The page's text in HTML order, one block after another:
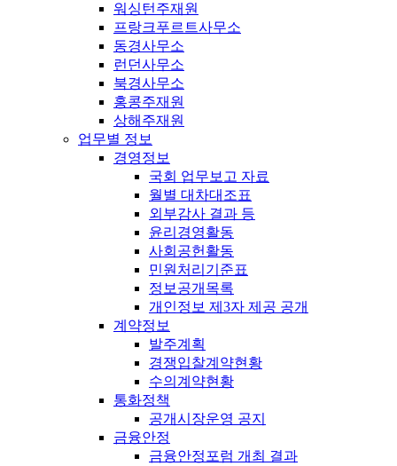
워싱턴주재원
프랑크푸르트사무소
동경사무소
런던사무소
북경사무소
홍콩주재원
상해주재원
업무별 정보
경영정보
국회 업무보고 자료
월별 대차대조표
외부감사 결과 등
윤리경영활동
사회공헌활동
민원처리기준표
정보공개목록
개인정보 제3자 제공 공개
계약정보
발주계획
경쟁입찰계약현황
수의계약현황
통화정책
공개시장운영 공지
금융안정
금융안정포럼 개최 결과